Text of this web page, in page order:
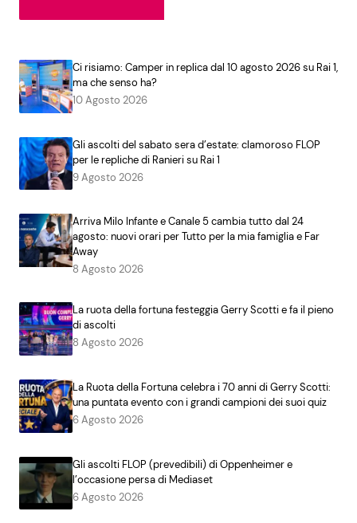
Ci risiamo: Camper in replica dal 10 agosto 2026 su Rai 1,
ma che senso ha?
10 Agosto 2026
Gli ascolti del sabato sera d’estate: clamoroso FLOP
per le repliche di Ranieri su Rai 1
9 Agosto 2026
Arriva Milo Infante e Canale 5 cambia tutto dal 24
agosto: nuovi orari per Tutto per la mia famiglia e Far
Away
8 Agosto 2026
La ruota della fortuna festeggia Gerry Scotti e fa il pieno
di ascolti
8 Agosto 2026
La Ruota della Fortuna celebra i 70 anni di Gerry Scotti:
una puntata evento con i grandi campioni dei suoi quiz
6 Agosto 2026
Gli ascolti FLOP (prevedibili) di Oppenheimer e
l’occasione persa di Mediaset
6 Agosto 2026